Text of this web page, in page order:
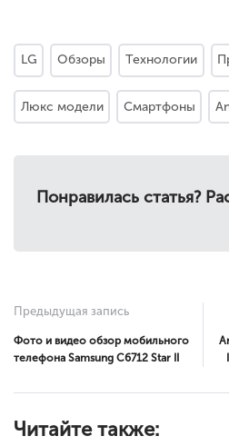
LG Обзоры Технологии
Люкс модели Смартфоны
Понравилась статья?
Предыдущая запись
Фото и видео обзор мобильного
телефона Samsung C6712 Star II
Читайте также: